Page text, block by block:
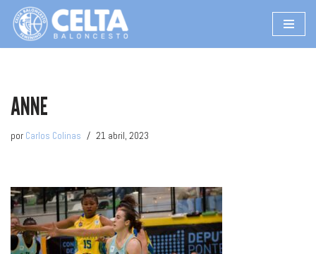
Saltar
ANNE
por Carlos Colinas 21 abril, 2023